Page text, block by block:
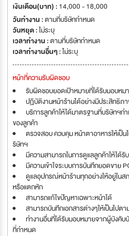
เงินเดือน(บาท) : 14,000 - 18,000
วันทำงาน :ตามที่บริษัทกำหนด
วันหยุด :ไม่ระบุ
เวลาทำงาน :ตามที่บริษัทกำหนด
เวลาทำงานอื่นๆ :ไม่ระบุ
หน้าที่ความรับผิดชอบ
รับผิดชอบยอดเป้าหมายที่ได้รับมอบหม
ปฏิบัติงานหน้าร้านได้อย่างมีประสิทธิภ
บริการลูกค้าให้ได้มาตรฐานที่บริษัทฯ
ของลูกค้า
ตรวจสอบ ควบคุม หน้าตาอาหารให้เป็
ริษัทฯ
มีความสามารถในการดูแลลูกค้าให้ได้
มีความเข้าใจระบบการบันทึกยอดขาย
ดูแลอุปกรณ์หน้าร้านทุกอย่างให้อยู่ใน
หรือแตกหัก
สามารถแก้ไขปัญหาเฉพาะหน้าได้
สามารถบันทึกเอกสารต่างๆให้เป็นไปต
ทำงานอื่นที่ได้รับมอบหมายจากผู้บังคับ
ที่กำหนด